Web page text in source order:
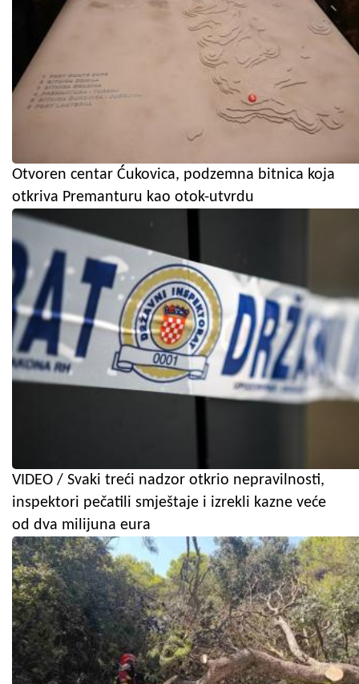
Otvoren centar Ćukovica, podzemna bitnica koja
otkriva Premanturu kao otok-utvrdu
VIDEO / Svaki treći nadzor otkrio nepravilnosti,
inspektori pečatili smještaje i izrekli kazne veće
od dva milijuna eura